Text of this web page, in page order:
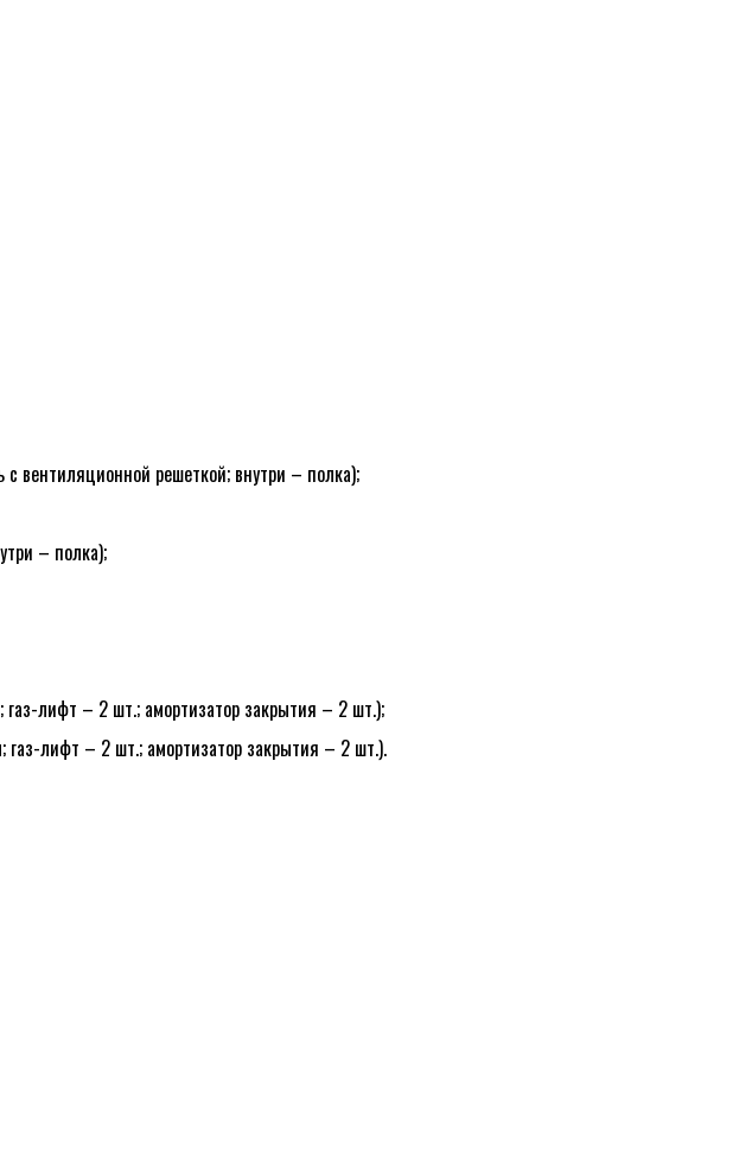
решеткой; внутри – полка);
– полка);
лифт – 2 шт.; амортизатор закрытия – 2 шт.);
лифт – 2 шт.; амортизатор закрытия – 2 шт.).